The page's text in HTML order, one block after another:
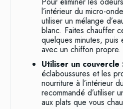
l’intérieur du micro-
utiliser un mélange
blanc. Faites chauffer
quelques minutes, puis
avec un chiffon propre.
Utiliser un couvercle
éclaboussures et les
nourriture à l’intérieur
recommandé d’utiliser
aux plats que vous